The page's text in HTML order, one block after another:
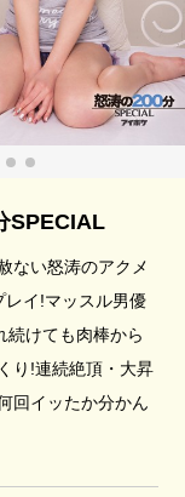
SPECIAL
ない怒涛のアクメ
レイ!マッスル男優
続けても肉棒から
り!連続絶頂・大昇
回イッたか分かん